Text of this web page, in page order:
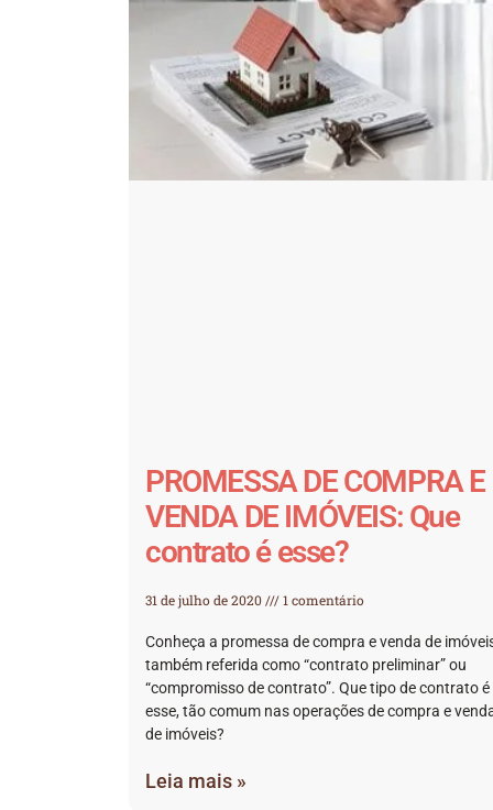
PROMESSA DE COMPRA E
VENDA DE IMÓVEIS: Que
contrato é esse?
31 de julho de 2020 1 comentário
Conheça a promessa de compra e venda de
também referida como “contrato preliminar” ou
“compromisso de contrato”. Que tipo de contrato é
esse, tão comum nas operações de compra e
de imóveis?
Leia mais »